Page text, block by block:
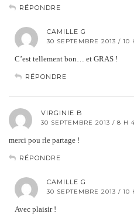
RÉPONDRE
CAMILLE G
30 SEPTEMBRE 2013 / 10
C’est tellement bon… et GRAS !
RÉPONDRE
VIRGINIE B
30 SEPTEMBRE 2013 / 8 H
merci pou rle partage !
RÉPONDRE
CAMILLE G
30 SEPTEMBRE 2013 / 10
Avec plaisir !